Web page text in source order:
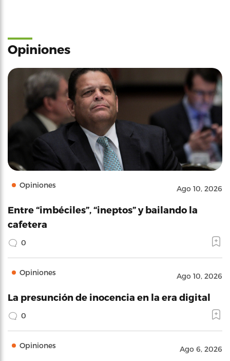
Opiniones
Opiniones Ago 10, 2026
Entre “imbéciles”, “ineptos” y bailando la
cafetera
0
Opiniones Ago 10, 2026
La presunción de inocencia en la era digital
0
Opiniones Ago 6, 2026